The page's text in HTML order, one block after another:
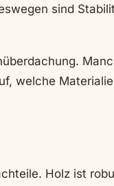
sind
welche
Holz ist